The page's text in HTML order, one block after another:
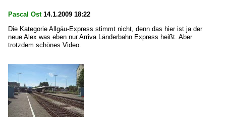
Pascal Ost14.1.2009 18:22
Die Kategorie Allgäu-Express stimmt nicht, denn das hier ist ja der
neue Alex was eben nur Arriva Länderbahn Express heißt. Aber
trotzdem schönes Video.